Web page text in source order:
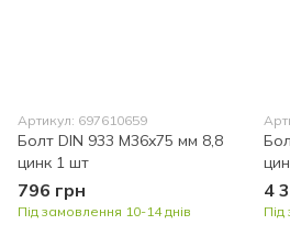
Артикул: 697610659
Болт DIN 933 M36x75 мм 8,8
цинк 1 шт
796 грн
Під замовлення 10-14 днів
4
Під